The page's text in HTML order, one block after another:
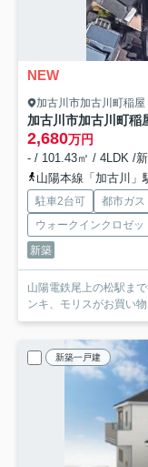
NEW
加古川市加古川町稲屋
加古川市加古川町
2,680万円
- / 101.43㎡ / 4LDK /
山陽本線「加古川」
駐車2台可 都市ガス
ウォークインクロゼッ
新築
山陽電鉄尾上の松駅ま
ンキ、モリスがお買い
新築一戸建